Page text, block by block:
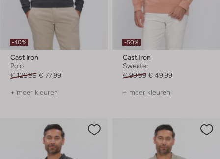
-40%
Cast Iron
Polo
€ 129,99 € 77,99
+ meer kleuren
-50%
Cast Iron
Sweater
€ 99,99 € 49,99
+ meer kleuren